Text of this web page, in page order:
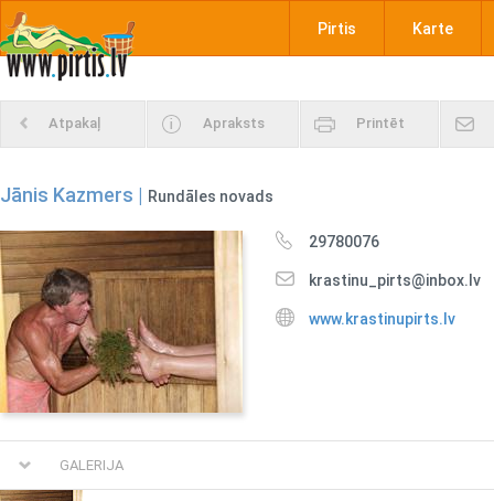
Pirtis Karte
Atpakaļ Apraksts Printēt
Jānis Kazmers | Rundāles novads
29780076
krastinu_pirts@inbox.lv
www.krastinupirts.lv
GALERIJA